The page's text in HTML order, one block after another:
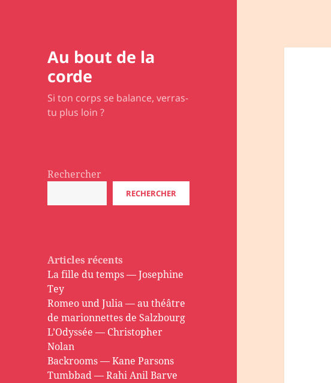
Au bout de la
corde
Si ton corps se balance, verras-
tu plus loin ?
Rechercher
RECHERCHER
Articles récents
La fille du temps — Josephine
Tey
Romeo und Julia — au théâtre
de marionnettes de Salzbourg
L’Odyssée — Christopher
Nolan
Backrooms — Kane Parsons
Tumbbad — Rahi Anil Barve